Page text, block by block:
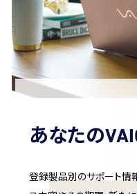
あなたの
登録製品別のサポート情